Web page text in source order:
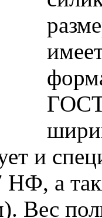
и
НФ, а
Вес